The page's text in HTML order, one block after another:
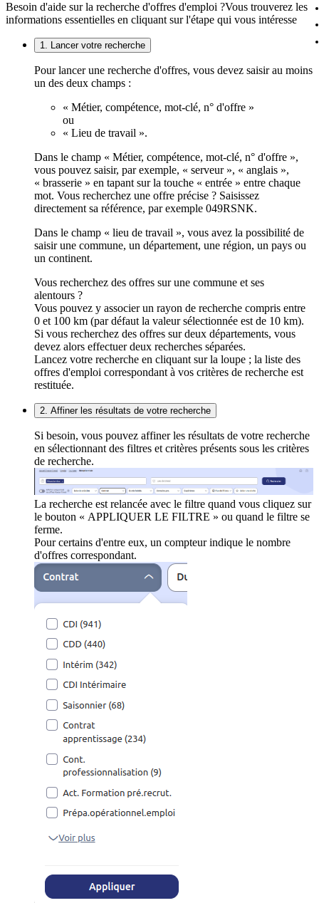
Besoin d'aide sur la recherche d'offres d'emploi ?Vous trouverez les
informations essentielles en cliquant sur l'étape qui vous intéresse
1. Lancer votre recherche
Pour lancer une recherche d'offres, vous devez saisir au moins
un des deux champs :
« Métier, compétence, mot-clé, n° d'offre »
ou
« Lieu de travail ».
Dans le champ « Métier, compétence, mot-clé, n° d'offre »,
vous pouvez saisir, par exemple, « serveur », « anglais »,
« brasserie » en tapant sur la touche « entrée » entre chaque
mot. Vous recherchez une offre précise ? Saisissez
directement sa référence, par exemple 049RSNK.
Dans le champ « lieu de travail », vous avez la possibilité de
saisir une commune, un département, une région, un pays ou
un continent.
Vous recherchez des offres sur une commune et ses
alentours ?
Vous pouvez y associer un rayon de recherche compris entre
0 et 100 km (par défaut la valeur sélectionnée est de 10 km).
Si vous recherchez des offres sur deux départements, vous
devez alors effectuer deux recherches séparées.
Lancez votre recherche en cliquant sur la loupe ; la liste des
offres d'emploi correspondant à vos critères de recherche est
restituée.
2. Affiner les résultats de votre recherche
Si besoin, vous pouvez affiner les résultats de votre recherche
en sélectionnant des filtres et critères présents sous les critères
de recherche.
La recherche est relancée avec le filtre quand vous cliquez sur
le bouton « APPLIQUER LE FILTRE » ou quand le filtre se
ferme.
Pour certains d'entre eux, un compteur indique le nombre
d'offres correspondant.